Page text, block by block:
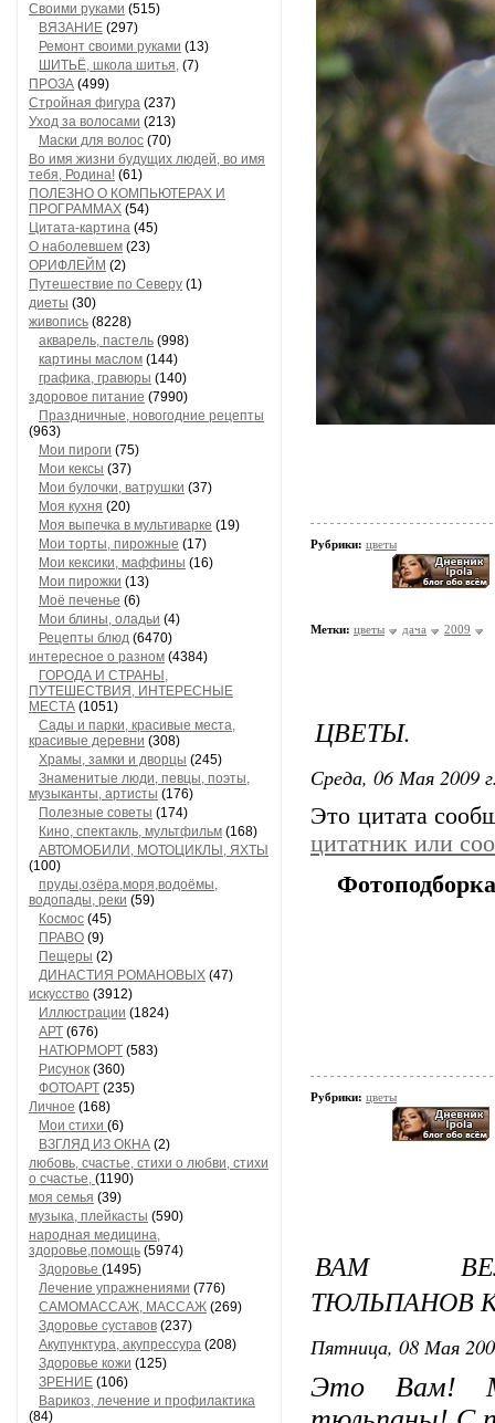
Своими руками (515)
ВЯЗАНИЕ (297)
Ремонт своими руками (13)
ШИТЬЁ, школа шитья, (7)
ПРОЗА (499)
Стройная фигура (237)
Уход за волосами (213)
Маски для волос (70)
Во имя жизни будущих людей, во имя
тебя, Родина! (61)
ПОЛЕЗНО О КОМПЬЮТЕРАХ И
ПРОГРАММАХ (54)
Цитата-картина (45)
О наболевшем (23)
ОРИФЛЕЙМ (2)
Путешествие по Северу (1)
диеты (30)
живопись (8228)
акварель, пастель (998)
картины маслом (144)
графика, гравюры (140)
здоровое питание (7990)
Праздничные, новогодние рецепты
(963)
Мои пироги (75)
Мои кексы (37)
Мои булочки, ватрушки (37)
Моя кухня (20)
Моя выпечка в мультиварке (19)
Мои торты, пирожные (17)
Мои кексики, маффины (16)
Мои пирожки (13)
Моё печенье (6)
Мои блины, оладьи (4)
Рецепты блюд (6470)
интересное о разном (4384)
ГОРОДА И СТРАНЫ,
ПУТЕШЕСТВИЯ, ИНТЕРЕСНЫЕ
МЕСТА (1051)
Сады и парки, красивые места,
красивые деревни (308)
Храмы, замки и дворцы (245)
Знаменитые люди, певцы, поэты,
музыканты, артисты (176)
Полезные советы (174)
Кино, спектакль, мультфильм (168)
АВТОМОБИЛИ, МОТОЦИКЛЫ, ЯХТЫ
(100)
пруды,озёра,моря,водоёмы,
водопады, реки (59)
Космос (45)
ПРАВО (9)
Пещеры (2)
ДИНАСТИЯ РОМАНОВЫХ (47)
искусство (3912)
Иллюстрации (1824)
АРТ (676)
НАТЮРМОРТ (583)
Рисунок (360)
ФОТОАРТ (235)
Личное (168)
Мои стихи (6)
ВЗГЛЯД ИЗ ОКНА (2)
любовь, счастье, стихи о любви, стихи
о счастье, (1190)
моя семья (39)
музыка, плейкасты (590)
народная медицина,
здоровье,помощь (5974)
Здоровье (1495)
Лечение упражнениями (776)
САМОМАССАЖ, МАССАЖ (269)
Здоровье суставов (237)
Акупунктура, акупрессура (208)
Здоровье кожи (125)
ЗРЕНИЕ (106)
Варикоз, лечение и профилактика
(84)
Рубрики: цветы
Метки: цветы дача 2009
ЦВЕТЫ.
Среда, 06 Мая 2009
Это цитата
цитатник или
Рубрики: цветы
ВАМ
ТЮЛЬПАНОВ
Пятница, 08 Мая
Это Вам!